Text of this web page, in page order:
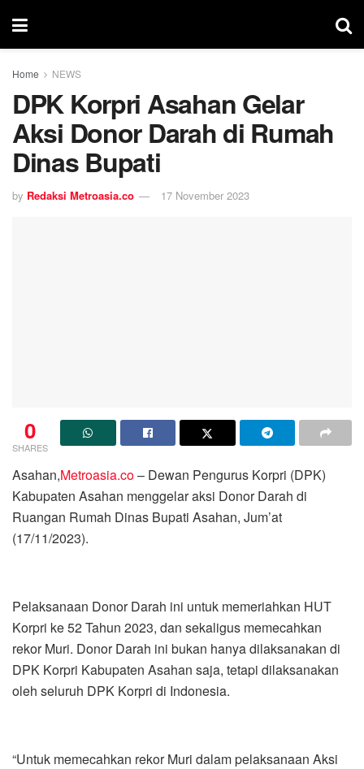
Home NEWS
DPK Korpri Asahan Gelar
Aksi Donor Darah di Rumah
Dinas Bupati
by Redaksi Metroasia.co 17 November 2023
0
SHARES
Asahan,Metroasia.co– Dewan Pengurus Korpri (DPK)
Kabupaten Asahan menggelar aksi Donor Darah di
Ruangan Rumah Dinas Bupati Asahan, Jum’at
(17/11/2023).
Pelaksanaan Donor Darah ini untuk memeriahkan HUT
Korpri ke 52 Tahun 2023, dan sekaligus memecahkan
rekor Muri. Donor Darah ini bukan hanya dilaksanakan di
DPK Korpri Kabupaten Asahan saja, tetapi dilaksanakan
oleh seluruh DPK Korpri di Indonesia.
“Untuk memecahkan rekor Muri dalam pelaksanaan Aksi